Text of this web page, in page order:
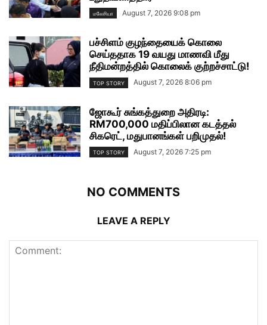
மலேசியா August 7, 2026 9:08 pm
பச்சிளம் குழந்தையைக் கொலை
செய்ததாக 19 வயது மாணவி மீது
நீதிமன்றத்தில் கொலைக் குற்றச்சாட்டு!
TOP STORY August 7, 2026 8:06 pm
ஜோகூர் சுங்கத்துறை அதிரடி:
RM700,000 மதிப்பிலான கடத்தல்
சிகரெட், மதுபானங்கள் பறிமுதல்!
TOP STORY August 7, 2026 7:25 pm
NO COMMENTS
LEAVE A REPLY